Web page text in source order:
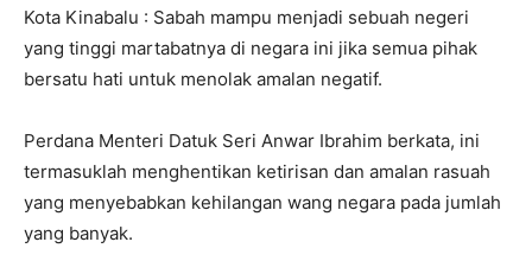
Kota Kinabalu : Sabah mampu menjadi sebuah negeri
yang tinggi martabatnya di negara ini jika semua pihak
bersatu hati untuk menolak amalan negatif.
Perdana Menteri Datuk Seri Anwar Ibrahim berkata, ini
termasuklah menghentikan ketirisan dan amalan rasuah
yang menyebabkan kehilangan wang negara pada jumlah
yang banyak.